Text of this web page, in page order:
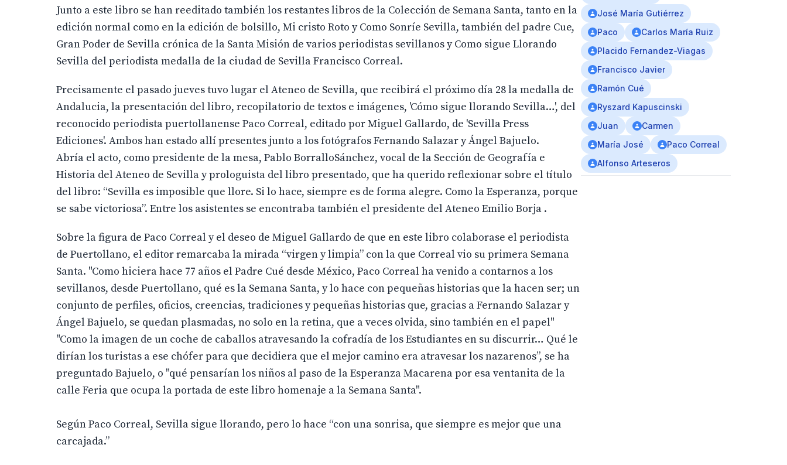
Junto a este libro se han reeditado también los restantes libros de la Colección de Semana Santa, tanto en la
edición normal como en la edición de bolsillo, Mi cristo Roto y Como Sonríe Sevilla, también del padre Cue,
Gran Poder de Sevilla crónica de la Santa Misión de varios periodistas sevillanos y Como sigue Llorando
Sevilla del periodista medalla de la ciudad de Sevilla Francisco Correal.
Precisamente el pasado jueves tuvo lugar el Ateneo de Sevilla, que recibirá el próximo día 28 la medalla de
Andalucia, la presentación del libro, recopilatorio de textos e imágenes, 'Cómo sigue llorando Sevilla…', del
reconocido periodista puertollanense Paco Correal, editado por Miguel Gallardo, de 'Sevilla Press
Ediciones'. Ambos han estado allí presentes junto a los fotógrafos Fernando Salazar y Ángel Bajuelo.
Abría el acto, como presidente de la mesa, Pablo BorralloSánchez, vocal de la Sección de Geografía e
Historia del Ateneo de Sevilla y prologuista del libro presentado, que ha querido reflexionar sobre el título
del libro: “Sevilla es imposible que llore. Si lo hace, siempre es de forma alegre. Como la Esperanza, porque
se sabe victoriosa”. Entre los asistentes se encontraba también el presidente del Ateneo Emilio Borja .
Sobre la figura de Paco Correal y el deseo de Miguel Gallardo de que en este libro colaborase el periodista
de Puertollano, el editor remarcaba la mirada “virgen y limpia” con la que Correal vio su primera Semana
Santa. "Como hiciera hace 77 años el Padre Cué desde México, Paco Correal ha venido a contarnos a los
sevillanos, desde Puertollano, qué es la Semana Santa, y lo hace con pequeñas historias que la hacen ser; un
conjunto de perfiles, oficios, creencias, tradiciones y pequeñas historias que, gracias a Fernando Salazar y
Ángel Bajuelo, se quedan plasmadas, no solo en la retina, que a veces olvida, sino también en el papel"
"Como la imagen de un coche de caballos atravesando la cofradía de los Estudiantes en su discurrir… Qué le
dirían los turistas a ese chófer para que decidiera que el mejor camino era atravesar los nazarenos”, se ha
preguntado Bajuelo, o "qué pensarían los niños al paso de la Esperanza Macarena por esa ventanita de la
calle Feria que ocupa la portada de este libro homenaje a la Semana Santa".
Según Paco Correal, Sevilla sigue llorando, pero lo hace “con una sonrisa, que siempre es mejor que una
carcajada.”
José María Gutiérrez
Paco
Carlos María Ruiz
Placido Fernandez-Viagas
Francisco Javier
Ramón Cué
Ryszard Kapuscinski
Juan
Carmen
María José
Paco Correal
Alfonso Arteseros